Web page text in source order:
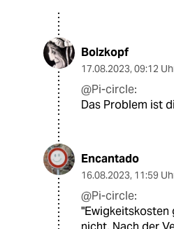
Bolzkopf
17.08.2023, 09:12
@Pi-circle:
Das Problem ist
Encantado
16.08.2023, 11:59
@Pi-circle: